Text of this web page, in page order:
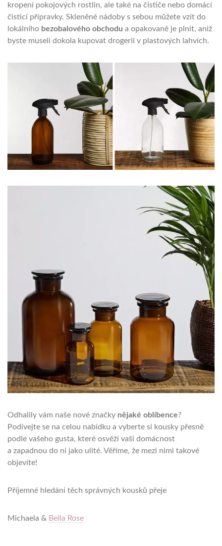
kropení pokojových rostlin, ale také na čističe nebo domácí
čisticí přípravky. Skleněné nádoby s sebou můžete vzít do
lokálního bezobalového obchodu a opakovaně je plnit, aniž
byste museli dokola kupovat drogerii v plastových lahvích.
Odhalily vám naše nové značky nějaké oblíbence?
Podívejte se na celou nabídku a vyberte si kousky přesně
podle vašeho gusta, které osvěží vaši domácnost
a zapadnou do ní jako ulité. Věříme, že mezi nimi takové
objevíte!
Příjemné hledání těch správných kousků přeje
Michaela & Bella Rose